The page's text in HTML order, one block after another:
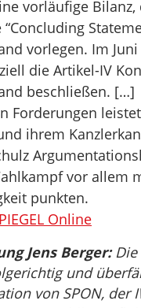
vorläufige Bilanz,
vorlegen. Im
die Artikel-IV
beschließen. […]
Forderungen
ihrem
vor allem
punkten.
Online
Jens Berger:Die
und
von SPON, der